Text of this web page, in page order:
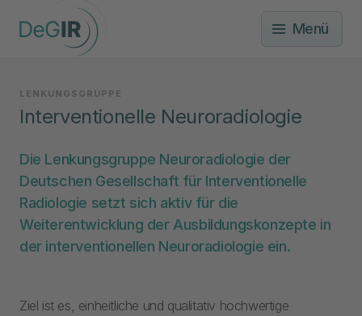
Menü
LENKUNGSGRUPPE
Interventionelle Neuroradiologie
Die Lenkungsgruppe Neuroradiologie der
Deutschen Gesellschaft für Interventionelle
Radiologie setzt sich aktiv für die
Weiterentwicklung der Ausbildungskonzepte in
der interventionellen Neuroradiologie ein.
Ziel ist es, einheitliche und qualitativ hochwertige